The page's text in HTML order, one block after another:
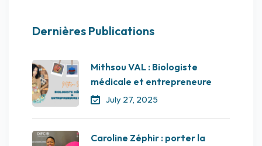
Dernières Publications
Mithsou VAL : Biologiste
médicale et entrepreneure
July 27, 2025
Caroline Zéphir : porter la